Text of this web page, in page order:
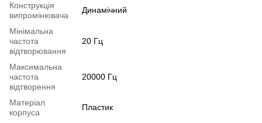
Конструкція
випромінювача
Динамічний
Мінімальна
частота
відтворювання
20 Гц
Максимальна
частота
відтворення
20000 Гц
Матеріал
корпуса
Пластик